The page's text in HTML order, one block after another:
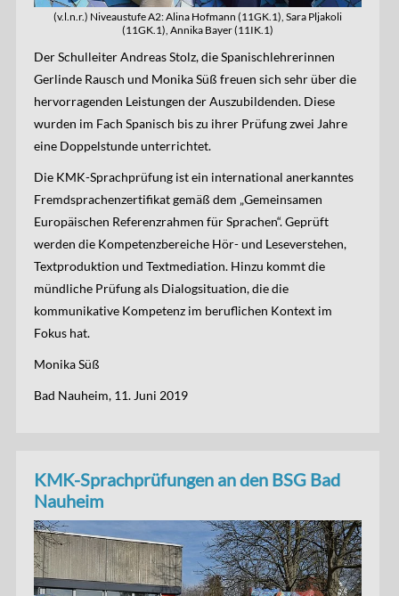
(v.l.n.r.) Niveaustufe A2: Alina Hofmann (11GK.1), Sara Pljakoli
(11GK.1), Annika Bayer (11IK.1)
Der Schulleiter Andreas Stolz, die Spanischlehrerinnen
Gerlinde Rausch und Monika Süß freuen sich sehr über die
hervorragenden Leistungen der Auszubildenden. Diese
wurden im Fach Spanisch bis zu ihrer Prüfung zwei Jahre
eine Doppelstunde unterrichtet.
Die KMK-Sprachprüfung ist ein international anerkanntes
Fremdsprachenzertifikat gemäß dem „Gemeinsamen
Europäischen Referenzrahmen für Sprachen“. Geprüft
werden die Kompetenzbereiche Hör- und Leseverstehen,
Textproduktion und Textmediation. Hinzu kommt die
mündliche Prüfung als Dialogsituation, die die
kommunikative Kompetenz im beruflichen Kontext im
Fokus hat.
Monika Süß
Bad Nauheim, 11. Juni 2019
KMK-Sprachprüfungen an den BSG Bad
Nauheim